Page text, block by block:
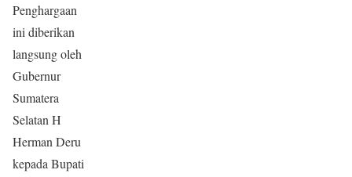
Penghargaan
ini diberikan
langsung oleh
Gubernur
Sumatera
Selatan H
Herman Deru
kepada Bupati